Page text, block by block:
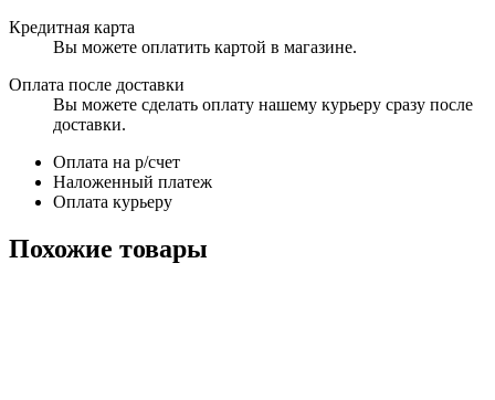
Кредитная карта
Вы можете оплатить картой в магазине.
Оплата после доставки
Вы можете сделать оплату нашему курьеру сразу после
доставки.
Оплата на р/счет
Наложенный платеж
Оплата курьеру
Похожие товары